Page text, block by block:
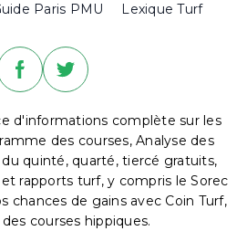
Paris PMU Lexique Turf
d'informations complète sur les
des courses, Analyse des
quinté, quarté, tiercé gratuits,
rapports turf, y compris le Sorec
chances de gains avec Coin Turf,
courses hippiques.